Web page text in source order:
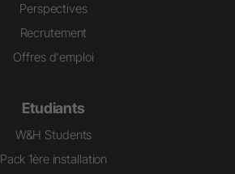
Perspectives
Recrutement
Offres d'emploi
Etudiants
W&H Students
Pack 1ère installation